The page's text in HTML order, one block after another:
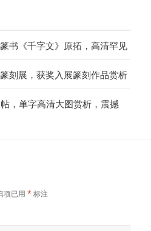
书《千字文》原拓，高清罕见
刻展，获奖入展篆刻作品赏析
，单字高清大图赏析，震撼
项已用* 标注